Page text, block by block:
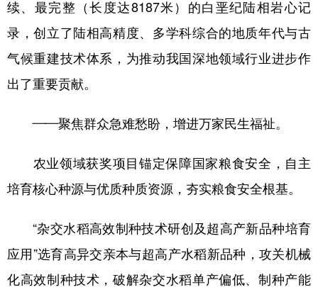
续、最完整（长度达8187米）的白垩纪陆相岩心记
录，创立了陆相高精度、多学科综合的地质年代与古
气候重建技术体系，为推动我国深地领域行业进步作
出了重要贡献。
——聚焦群众急难愁盼，增进万家民生福祉。
农业领域获奖项目锚定保障国家粮食安全，自主
培育核心种源与优质种质资源，夯实粮食安全根基。
“杂交水稻高效制种技术研创及超高产新品种培育
应用”选育高异交亲本与超高产水稻新品种，攻关机械
化高效制种技术，破解杂交水稻单产偏低、制种产能